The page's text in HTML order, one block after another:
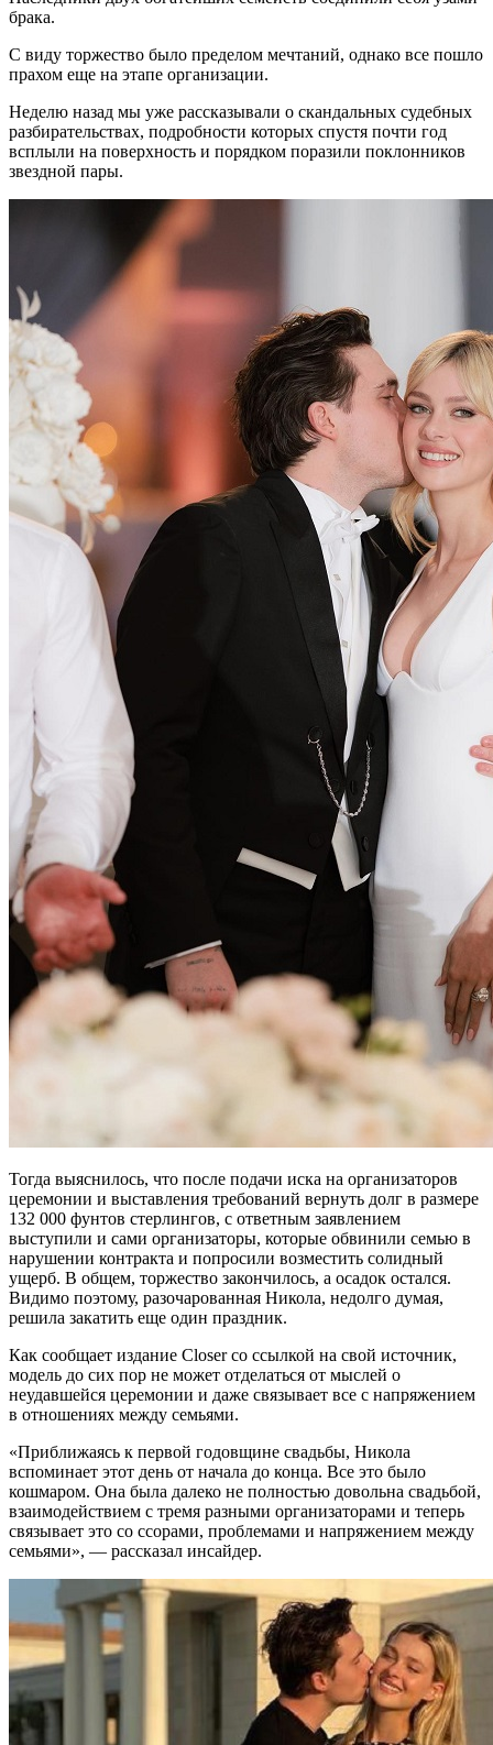
брака.
С виду торжество было пределом мечтаний, однако все пошло
прахом еще на этапе организации.
Неделю назад мы уже рассказывали о скандальных судебных
разбирательствах, подробности которых спустя почти год
всплыли на поверхность и порядком поразили поклонников
звездной пары.
Тогда выяснилось, что после подачи иска на организаторов
церемонии и выставления требований вернуть долг в размере
132 000 фунтов стерлингов, с ответным заявлением
выступили и сами организаторы, которые обвинили семью в
нарушении контракта и попросили возместить солидный
ущерб. В общем, торжество закончилось, а осадок остался.
Видимо поэтому, разочарованная Никола, недолго думая,
решила закатить еще один праздник.
Как сообщает издание Closer со ссылкой на свой источник,
модель до сих пор не может отделаться от мыслей о
неудавшейся церемонии и даже связывает все с напряжением
в отношениях между семьями.
«Приближаясь к первой годовщине свадьбы, Никола
вспоминает этот день от начала до конца. Все это было
кошмаром. Она была далеко не полностью довольна свадьбой,
взаимодействием с тремя разными организаторами и теперь
связывает это со ссорами, проблемами и напряжением между
семьями», — рассказал инсайдер.